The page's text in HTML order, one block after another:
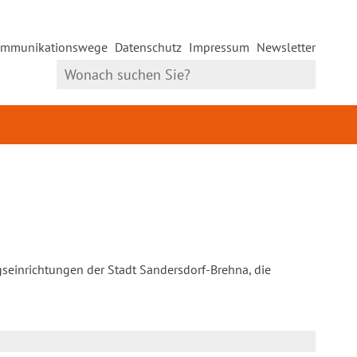
Datenschutz Impressum Newsletter
der Stadt Sandersdorf-Brehna, die